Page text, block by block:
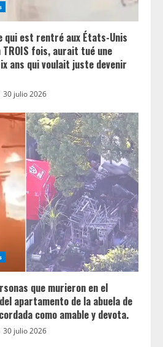
qui est rentré aux États-Unis
fois, aurait tué une
ans qui voulait juste devenir
30 julio 2026
que murieron en el
apartamento de la abuela de
como amable y devota.
30 julio 2026